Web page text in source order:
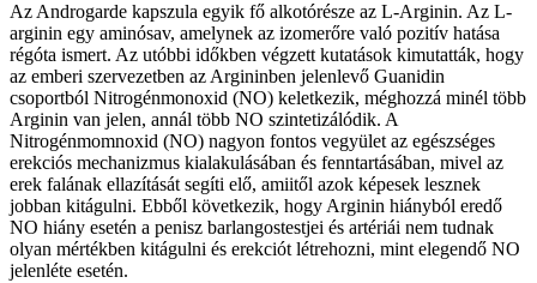
Az Androgarde kapszula egyik fő alkotórésze az L-Arginin. Az L-
arginin egy aminósav, amelynek az izomerőre való pozitív hatása
régóta ismert. Az utóbbi időkben végzett kutatások kimutatták, hogy
az emberi szervezetben az Argininben jelenlevő Guanidin
csoportból Nitrogénmonoxid (NO) keletkezik, méghozzá minél több
Arginin van jelen, annál több NO szintetizálódik. A
Nitrogénmomnoxid (NO) nagyon fontos vegyület az egészséges
erekciós mechanizmus kialakulásában és fenntartásában, mivel az
erek falának ellazítását segíti elő, amiitől azok képesek lesznek
jobban kitágulni. Ebből következik, hogy Arginin hiányból eredő
NO hiány esetén a penisz barlangostestjei és artériái nem tudnak
olyan mértékben kitágulni és erekciót létrehozni, mint elegendő NO
jelenléte esetén.